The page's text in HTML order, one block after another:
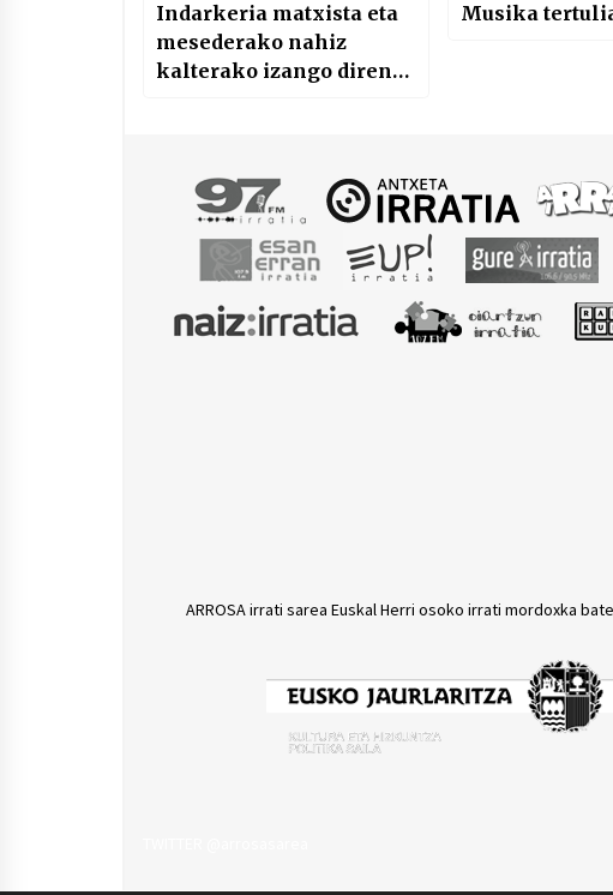
Indarkeria matxista eta
mesederako nahiz
kalterako izango diren
Musika tertulia
ARROSA irrati sarea Euskal Herri osoko irrati mordoxka